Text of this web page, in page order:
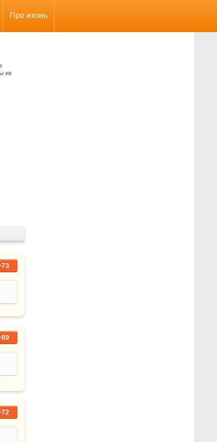
Про жизнь
их